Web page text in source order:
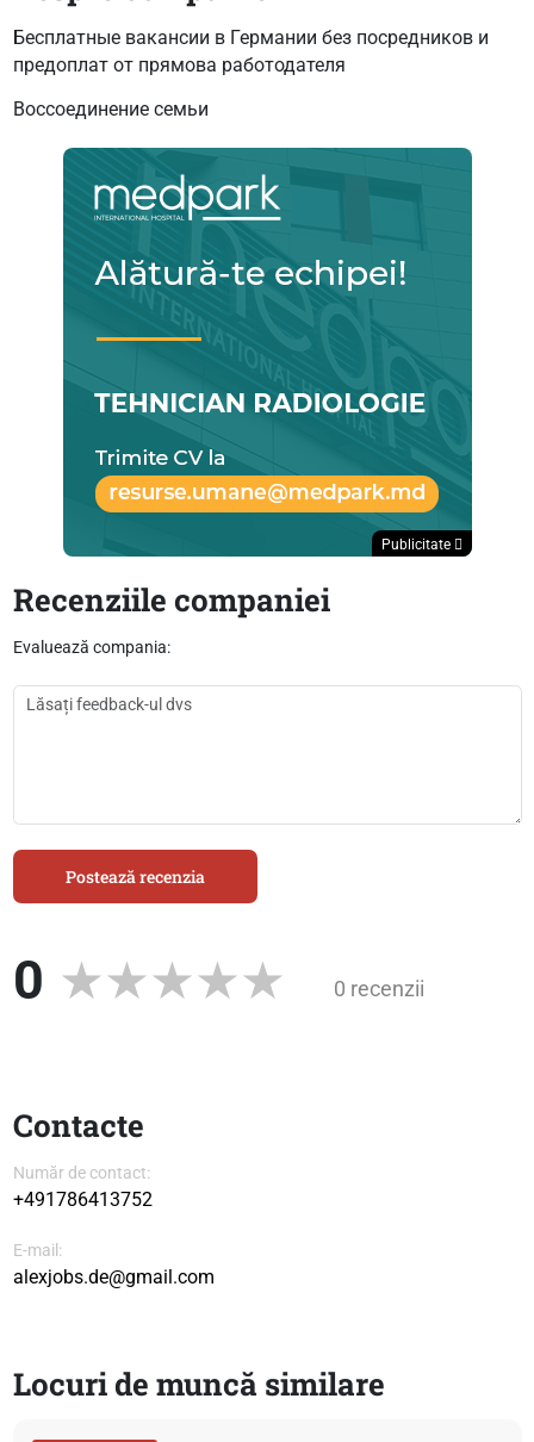
Бесплатные вакансии в Германии без посредников и
предоплат от прямова работодателя
Воссоединение семьи
Publicitate
Recenziile companiei
Evaluează compania:
Postează recenzia
0 0 recenzii
Contacte
Număr de contact:
+491786413752
E-mail:
alexjobs.de@gmail.com
Locuri de muncă similare